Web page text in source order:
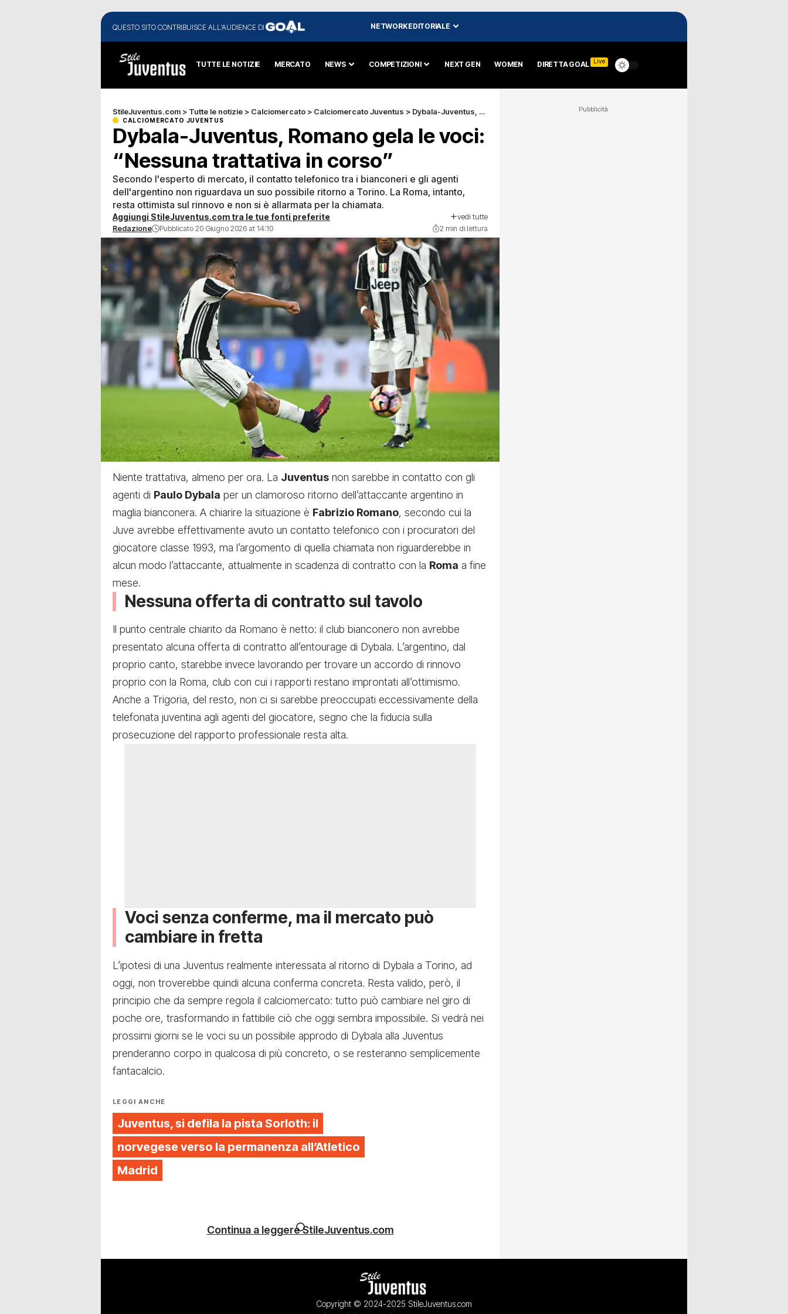
QUESTO SITO CONTRIBUISCE ALL'AUDIENCE DI NETWORK EDITORIALE
TUTTE LE NOTIZIE MERCATO NEWS COMPETIZIONI NEXT GEN WOMEN DIRETTA GOAL Live
StileJuventus.com > Tutte le notizie > Calciomercato > Calciomercato Juventus > Dybala-Juventus, Romano gela le voci: “Nessuna trattativa in corso”
CALCIOMERCATO JUVENTUS
Dybala-Juventus, Romano gela le voci:
“Nessuna trattativa in corso”
Secondo l'esperto di mercato, il contatto telefonico tra i bianconeri e gli agenti
dell'argentino non riguardava un suo possibile ritorno a Torino. La Roma, intanto,
resta ottimista sul rinnovo e non si è allarmata per la chiamata.
Aggiungi StileJuventus.com tra le tue fonti preferite vedi tutte
Redazione Pubblicato 20 Giugno 2026 at 14:10 2 min di lettura
Niente trattativa, almeno per ora. La Juventus non sarebbe in contatto con gli
agenti di Paulo Dybala per un clamoroso ritorno dell’attaccante argentino in
maglia bianconera. A chiarire la situazione è Fabrizio Romano, secondo cui la
Juve avrebbe effettivamente avuto un contatto telefonico con i procuratori del
giocatore classe 1993, ma l’argomento di quella chiamata non riguarderebbe in
alcun modo l’attaccante, attualmente in scadenza di contratto con la Roma a fine
mese.
Nessuna offerta di contratto sul tavolo
Il punto centrale chiarito da Romano è netto: il club bianconero non avrebbe
presentato alcuna offerta di contratto all’entourage di Dybala. L’argentino, dal
proprio canto, starebbe invece lavorando per trovare un accordo di rinnovo
proprio con la Roma, club con cui i rapporti restano improntati all’ottimismo.
Anche a Trigoria, del resto, non ci si sarebbe preoccupati eccessivamente della
telefonata juventina agli agenti del giocatore, segno che la fiducia sulla
prosecuzione del rapporto professionale resta alta.
Voci senza conferme, ma il mercato può
cambiare in fretta
L’ipotesi di una Juventus realmente interessata al ritorno di Dybala a Torino, ad
oggi, non troverebbe quindi alcuna conferma concreta. Resta valido, però, il
principio che da sempre regola il calciomercato: tutto può cambiare nel giro di
poche ore, trasformando in fattibile ciò che oggi sembra impossibile. Si vedrà nei
prossimi giorni se le voci su un possibile approdo di Dybala alla Juventus
prenderanno corpo in qualcosa di più concreto, o se resteranno semplicemente
fantacalcio.
LEGGI ANCHE
Juventus, si defila la pista Sorloth: il
norvegese verso la permanenza all’Atletico
Madrid
Continua a leggere StileJuventus.com
Pubblicità
Copyright © 2024-2025 StileJuventus.com